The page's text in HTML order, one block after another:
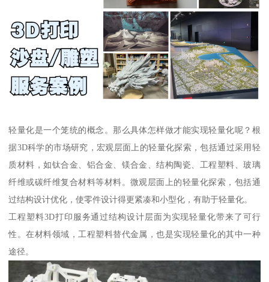
轻量化是一个笼统的概念。那么具体怎样做才能实现轻量化呢？根
据3D科学的市场研究，宏观层面上的轻量化探索，包括通过采用轻
质材料，如钛合金、铝合金、镁合金、结构陶瓷、工程塑料、玻璃
纤维或碳纤维复合材料等材料。微观层面上的轻量化探索，包括通
过结构设计优化，使零件设计得更紧凑和小型化，有助于轻量化。
工程塑料3D打印服务通过结构设计层面为实现轻量化带来了可行
性。在材料领域，工程塑料替代金属，也是实现轻量化的其中一种
途径。